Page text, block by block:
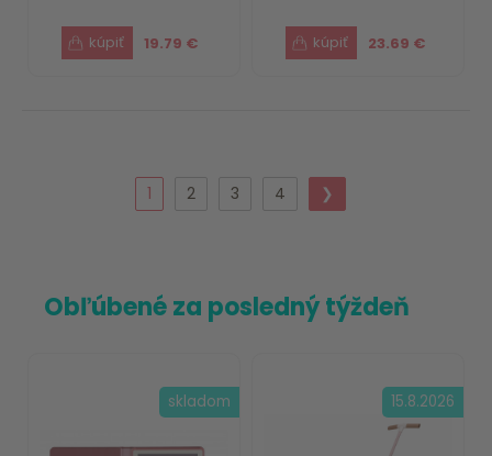
19.79 € 23.69 €
1 2 3 4 ❯
Obľúbené za posledný týždeň
skladom 15.8.2026